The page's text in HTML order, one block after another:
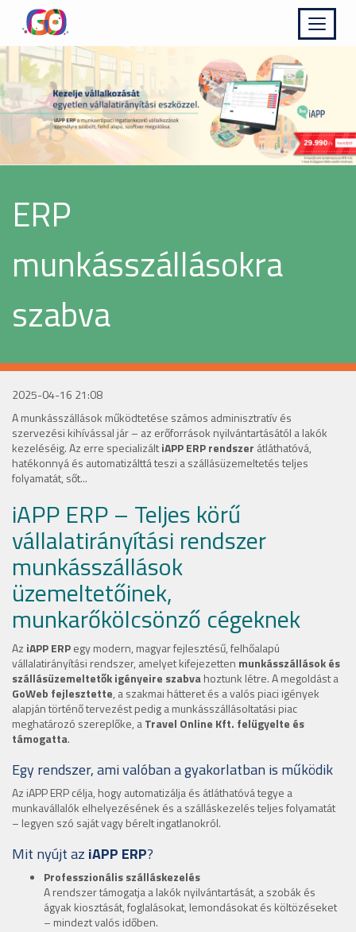
Kinyit
ERP
munkásszállásokra
szabva
2025-04-16 21:08
A munkásszállások működtetése számos adminisztratív és
szervezési kihívással jár – az erőforrások nyilvántartásától a lakók
kezeléséig. Az erre specializáltiAPPERP rendszer átláthatóvá,
hatékonnyá és automatizálttá teszi a szállásüzemeltetés teljes
folyamatát, sőt...
iAPP ERP – Teljes körű
vállalatirányítási rendszer
munkásszállások
üzemeltetőinek,
munkarőkölcsönző cégeknek
Az iAPP ERPegy modern, magyar fejlesztésű, felhőalapú
vállalatirányítási rendszer, amelyet kifejezetten munkásszállások és
szállásüzemeltetők igényeire szabvahoztunk létre. A megoldást a
GoWeb fejlesztette, a szakmai hátteret és a valós piaci igények
alapján történő tervezést pedig a munkásszállásoltatási piac
meghatározó szereplőke, aTravel Online Kft. felügyelte és
támogatta.
Egy rendszer, ami valóban a gyakorlatban is működik
Az iAPP ERP célja, hogy automatizálja és átláthatóvá tegye a
munkavállalók elhelyezésének és a szálláskezelés teljes folyamatát
– legyen szó saját vagy bérelt ingatlanokról.
Mit nyújt az iAPP ERP?
Professzionális szálláskezelés
A rendszer támogatja a lakók nyilvántartását, a szobák és
ágyak kiosztását, foglalásokat, lemondásokat és költözéseket
– mindezt valós időben.